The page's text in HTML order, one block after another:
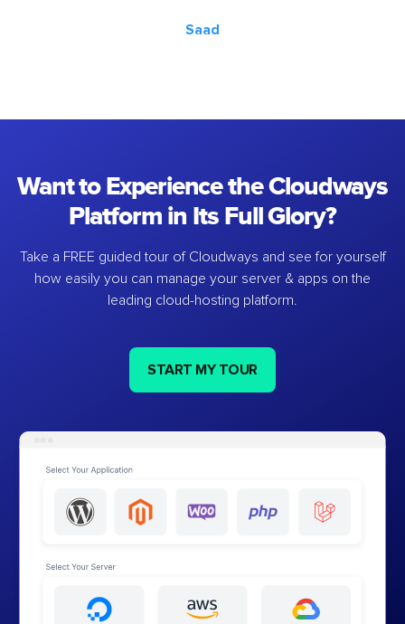
Saad
Want to Experience the Cloudways
Platform in Its Full Glory?
Take a FREE guided tour of Cloudways and see for yourself
how easily you can manage your server & apps on the
leading cloud-hosting platform.
START MY TOUR